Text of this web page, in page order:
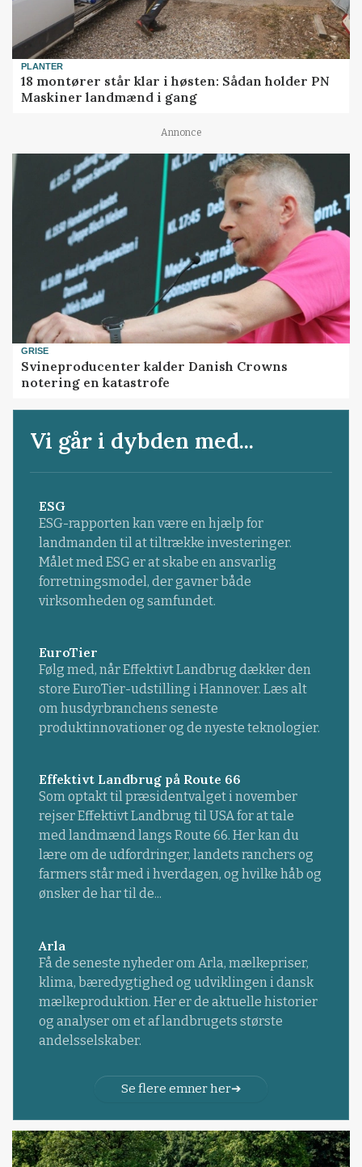
PLANTER
18 montører står klar i høsten: Sådan holder PN
Maskiner landmænd i gang
Annonce
GRISE
Svineproducenter kalder Danish Crowns
notering en katastrofe
Vi går i dybden med...
ESG
ESG-rapporten kan være en hjælp for
landmanden til at tiltrække investeringer.
Målet med ESG er at skabe en ansvarlig
forretningsmodel, der gavner både
virksomheden og samfundet.
EuroTier
Følg med, når Effektivt Landbrug dækker den
store EuroTier-udstilling i Hannover. Læs alt
om husdyrbranchens seneste
produktinnovationer og de nyeste teknologier.
Effektivt Landbrug på Route 66
Som optakt til præsidentvalget i november
rejser Effektivt Landbrug til USA for at tale
med landmænd langs Route 66. Her kan du
lære om de udfordringer, landets ranchers og
farmers står med i hverdagen, og hvilke håb og
ønsker de har til de...
Arla
Få de seneste nyheder om Arla, mælkepriser,
klima, bæredygtighed og udviklingen i dansk
mælkeproduktion. Her er de aktuelle historier
og analyser om et af landbrugets største
andelsselskaber.
Se flere emner her